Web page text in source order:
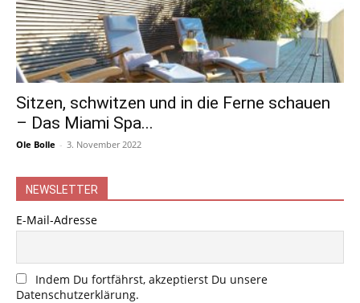
Sitzen, schwitzen und in die Ferne schauen
– Das Miami Spa...
Ole Bolle - 3. November 2022
NEWSLETTER
E-Mail-Adresse
Indem Du fortfährst, akzeptierst Du unsere
Datenschutzerklärung.